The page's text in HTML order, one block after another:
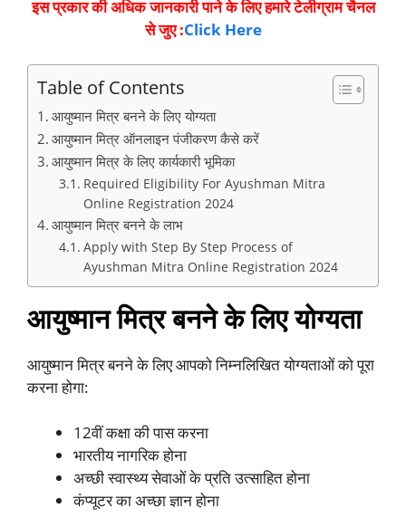
इस प्रकार की अधिक जानकारी पाने के लिए हमारे टेलीग्राम चैनल
से जुए :Click Here
Table of Contents
आयुष्मान मित्र बनने के लिए योग्यता
आयुष्मान मित्र ऑनलाइन पंजीकरण कैसे करें
आयुष्मान मित्र के लिए कार्यकारी भूमिका
Required Eligibility For Ayushman Mitra
Online Registration 2024
आयुष्मान मित्र बनने के लाभ
Apply with Step By Step Process of
Ayushman Mitra Online Registration 2024
आयुष्मान मित्र बनने के लिए योग्यता
आयुष्मान मित्र बनने के लिए आपको निम्नलिखित योग्यताओं को पूरा
करना होगा:
12वीं कक्षा की पास करना
भारतीय नागरिक होना
अच्छी स्वास्थ्य सेवाओं के प्रति उत्साहित होना
कंप्यूटर का अच्छा ज्ञान होना